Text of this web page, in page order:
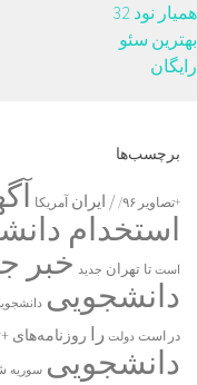
همیار نود 32
بهترین سئو
رایگان
برچسب‌ها
+تصاویر ۹۶/ / ایران آمریکا
استخدام
است تا تهران جدید خبر
دانشجویی
در ﺍﺳﺖ دولت را روزنامه‌های
دانشجویی سوریه